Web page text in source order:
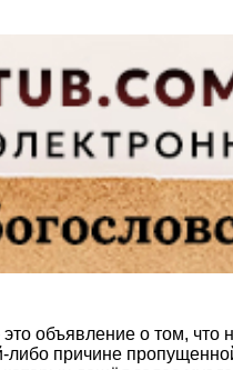
объявление о том, что
причине